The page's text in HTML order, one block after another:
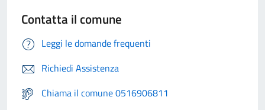
Contatta il comune
Leggi le domande frequenti
Richiedi Assistenza
Chiama il comune 0516906811